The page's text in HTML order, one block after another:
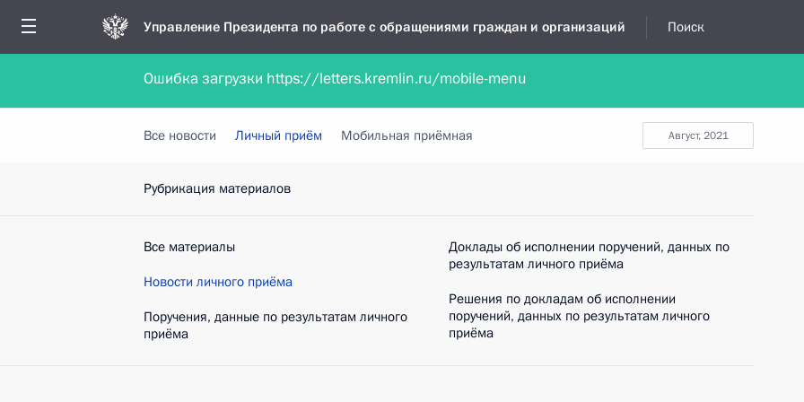
Управление Президента по работе с обращениями граждан и организаций Поиск
Обратиться в форме электронного документа Обратиться в устной форме
август, 2021
Все новости Личный приём Мобильная приёмная
Рубрикация материалов
Все материалы
Новости личного приёма
Поручения, данные по результатам личного
приёма
Доклады об исполнении поручений, данных по
результатам личного приёма
Решения по докладам об исполнении
поручений, данных по результатам личного
приёма
Ошибка загрузки https://letters.kremlin.ru/mobile-menu